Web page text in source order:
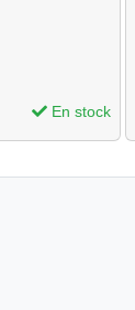
En stock